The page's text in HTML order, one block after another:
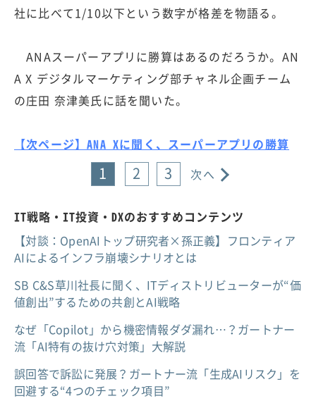
社に比べて1/10以下という数字が格差を物語る。
ANAスーパーアプリに勝算はあるのだろうか。AN
A X デジタルマーケティング部チャネル企画チーム
の庄田 奈津美氏に話を聞いた。
【次ページ】ANA Xに聞く、スーパーアプリの勝算
1 2 3 次へ
IT戦略・IT投資・DXのおすすめコンテンツ
【対談：OpenAIトップ研究者×孫正義】フロンティア
AIによるインフラ崩壊シナリオとは
SB C&S草川社長に聞く、ITディストリビューターが“価
値創出”するための共創とAI戦略
なぜ「Copilot」から機密情報ダダ漏れ…？ガートナー
流「AI特有の抜け穴対策」大解説
誤回答で訴訟に発展？ガートナー流「生成AIリスク」を
回避する“4つのチェック項目”